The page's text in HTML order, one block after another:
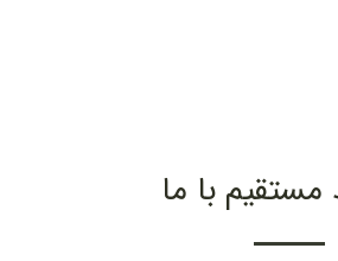
مستقیم با ما